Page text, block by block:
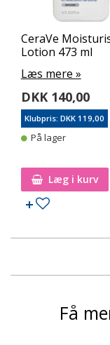
CeraVe
Lotion 473 ml
Læs mere »
DKK 140,00
Klubpris: DKK 119,00
På lager
Læg i kurv
Tilføj til
Få